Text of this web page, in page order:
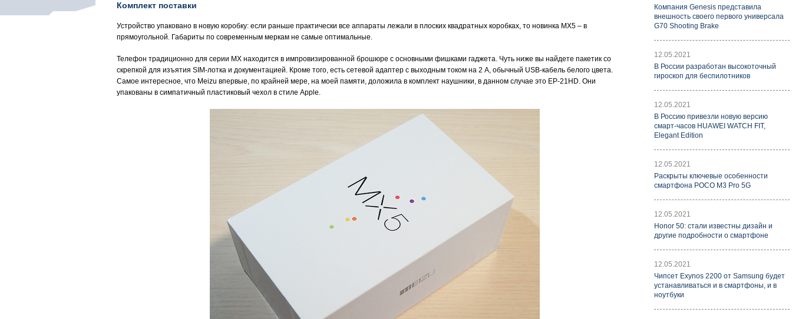
Комплект поставки
Устройство упаковано в новую коробку: если раньше практически все аппараты лежали в плоских квадратных коробках, то новинка MX5 – в
прямоугольной. Габариты по современным меркам не самые оптимальные.
Телефон традиционно для серии MX находится в импровизированной брошюре с основными фишками гаджета. Чуть ниже вы найдете пакетик со
скрепкой для изъятия SIM-лотка и документацией. Кроме того, есть сетевой адаптер с выходным током на 2 А, обычный USB-кабель белого цвета.
Самое интересное, что Meizu впервые, по крайней мере, на моей памяти, доложила в комплект наушники, в данном случае это EP-21HD. Они
упакованы в симпатичный пластиковый чехол в стиле Apple.
Компания Genesis представила
внешность своего первого универсала
G70 Shooting Brake
12.05.2021
В России разработан высокоточный
гироскоп для беспилотников
12.05.2021
В Россию привезли новую версию
смарт-часов HUAWEI WATCH FIT,
Elegant Edition
12.05.2021
Раскрыты ключевые особенности
смартфона POCO M3 Pro 5G
12.05.2021
Honor 50: стали известны дизайн и
другие подробности о смартфоне
12.05.2021
Чипсет Exynos 2200 от Samsung будет
устанавливаться и в смартфоны, и в
ноутбуки